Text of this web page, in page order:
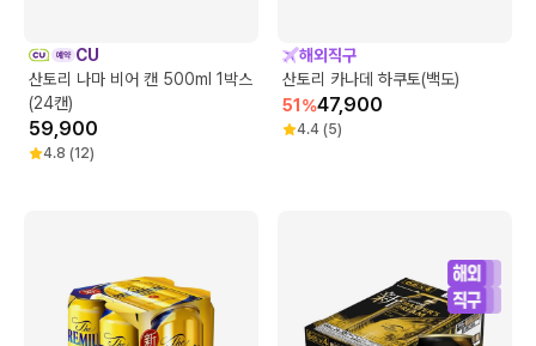
CU
산토리 나마 비어 캔 500ml 1박스
(24캔)
59,900
4.8 (12)
해외직구
산토리 카나데 하쿠토(백도)
51 %47,900
4.4 (5)